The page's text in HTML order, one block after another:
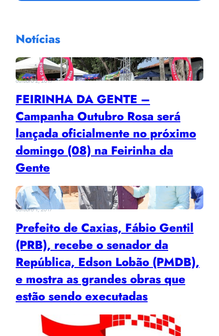
Notícias
outubro 2, 2017
FEIRINHA DA GENTE –
Campanha Outubro Rosa será
lançada oficialmente no próximo
domingo (08) na Feirinha da
Gente
outubro 1, 2017
Prefeito de Caxias, Fábio Gentil
(PRB), recebe o senador da
República, Edson Lobão (PMDB),
e mostra as grandes obras que
estão sendo executadas